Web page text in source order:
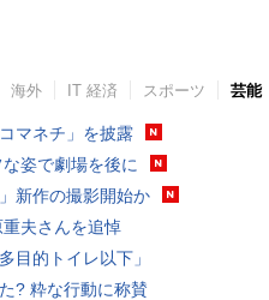
海外 IT 経済 スポーツ 芸能
マネチ」を披露
姿で劇場を後に
新作の撮影開始か
夫さんを追悼
目的トイレ以下」
? 粋な行動に称賛